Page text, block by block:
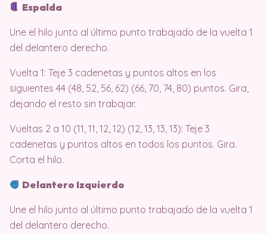
Espalda
Une el hilo junto al último punto trabajado de la vuelta 1
del delantero derecho.
Vuelta 1: Teje 3 cadenetas y puntos altos en los
siguientes 44 (48, 52, 56, 62) (66, 70, 74, 80) puntos. Gira,
dejando el resto sin trabajar.
Vueltas 2 a 10 (11, 11, 12, 12) (12, 13, 13, 13): Teje 3
cadenetas y puntos altos en todos los puntos. Gira.
Corta el hilo.
Delantero Izquierdo
Une el hilo junto al último punto trabajado de la vuelta 1
del delantero derecho.